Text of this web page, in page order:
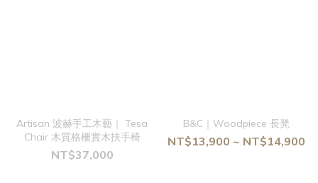
Artisan 波赫手工木藝｜ Tesa
Chair 木質格柵實木扶手椅
NT$37,000
B&C｜Woodpiece 長凳
NT$13,900 ~ NT$14,900